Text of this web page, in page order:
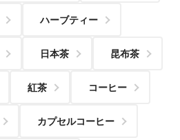
ハーブティー
日本茶 昆布茶
紅茶 コーヒー
カプセルコーヒー